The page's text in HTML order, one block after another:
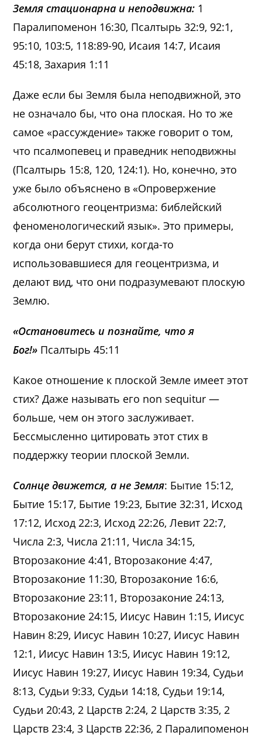
Земля стационарна и неподвижна: 1
Паралипоменон 16:30, Псалтырь 32:9, 92:1,
95:10, 103:5, 118:89-90, Исаия 14:7, Исаия
45:18, Захария 1:11
Даже если бы Земля была неподвижной, это
не означало бы, что она плоская. Но то же
самое «рассуждение» также говорит о том,
что псалмопевец и праведник неподвижны
(Псалтырь 15:8, 120, 124:1). Но, конечно, это
уже было объяснено в «Опровержение
абсолютного геоцентризма: библейский
феноменологический язык». Это примеры,
когда они берут стихи, когда-то
использовавшиеся для геоцентризма, и
делают вид, что они подразумевают плоскую
Землю.
«Остановитесь и познайте, что я
Бог!» Псалтырь 45:11
Какое отношение к плоской Земле имеет этот
стих? Даже называть его non sequitur —
больше, чем он этого заслуживает.
Бессмысленно цитировать этот стих в
поддержку теории плоской Земли.
Солнце движется, а не Земля: Бытие 15:12,
Бытие 15:17, Бытие 19:23, Бытие 32:31, Исход
17:12, Исход 22:3, Исход 22:26, Левит 22:7,
Числа 2:3, Числа 21:11, Числа 34:15,
Второзаконие 4:41, Второзаконие 4:47,
Второзаконие 11:30, Второзаконие 16:6,
Второзаконие 23:11, Второзаконие 24:13,
Второзаконие 24:15, Иисус Навин 1:15, Иисус
Навин 8:29, Иисус Навин 10:27, Иисус Навин
12:1, Иисус Навин 13:5, Иисус Навин 19:12,
Иисус Навин 19:27, Иисус Навин 19:34, Судьи
8:13, Судьи 9:33, Судьи 14:18, Судьи 19:14,
Судьи 20:43, 2 Царств 2:24, 2 Царств 3:35, 2
Царств 23:4, 3 Царств 22:36, 2 Паралипоменон